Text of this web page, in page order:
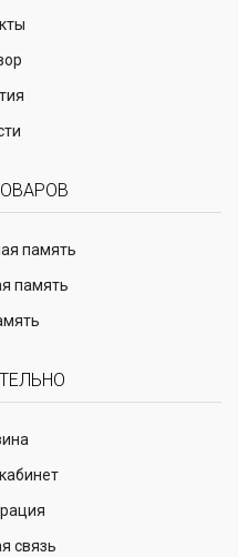
память
память
связь